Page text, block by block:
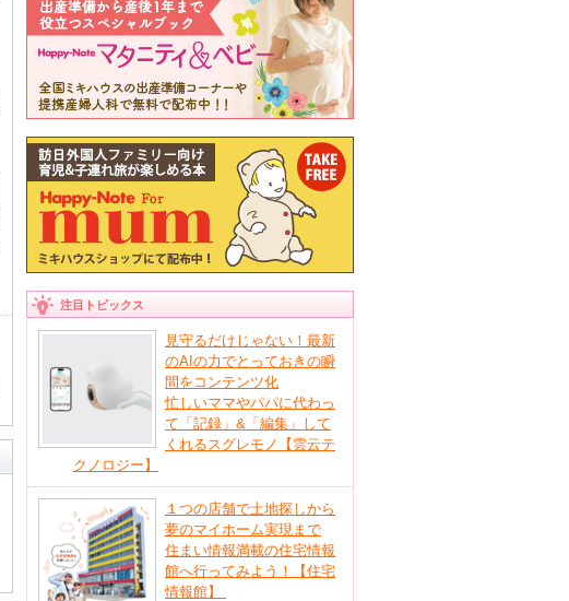
注目トピックス
見守るだけじゃない！最新
のAIの力でとっておきの瞬
間をコンテンツ化
忙しいママやパパに代わっ
て「記録」&「編集」して
くれるスグレモノ【雲云テ
クノロジー】
１つの店舗で土地探しから
夢のマイホーム実現まで
住まい情報満載の住宅情報
館へ行ってみよう！【住宅
情報館】